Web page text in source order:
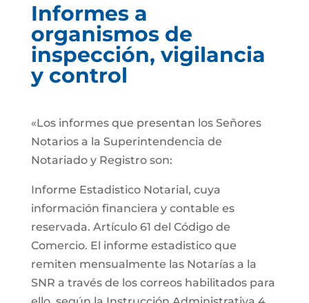
Informes a
organismos de
inspección, vigilancia
y control
«Los informes que presentan los Señores
Notarios a la Superintendencia de
Notariado y Registro son:
Informe Estadistico Notarial, cuya
información financiera y contable es
reservada. Artículo 61 del Código de
Comercio. El informe estadistico que
remiten mensualmente las Notarías a la
SNR a través de los correos habilitados para